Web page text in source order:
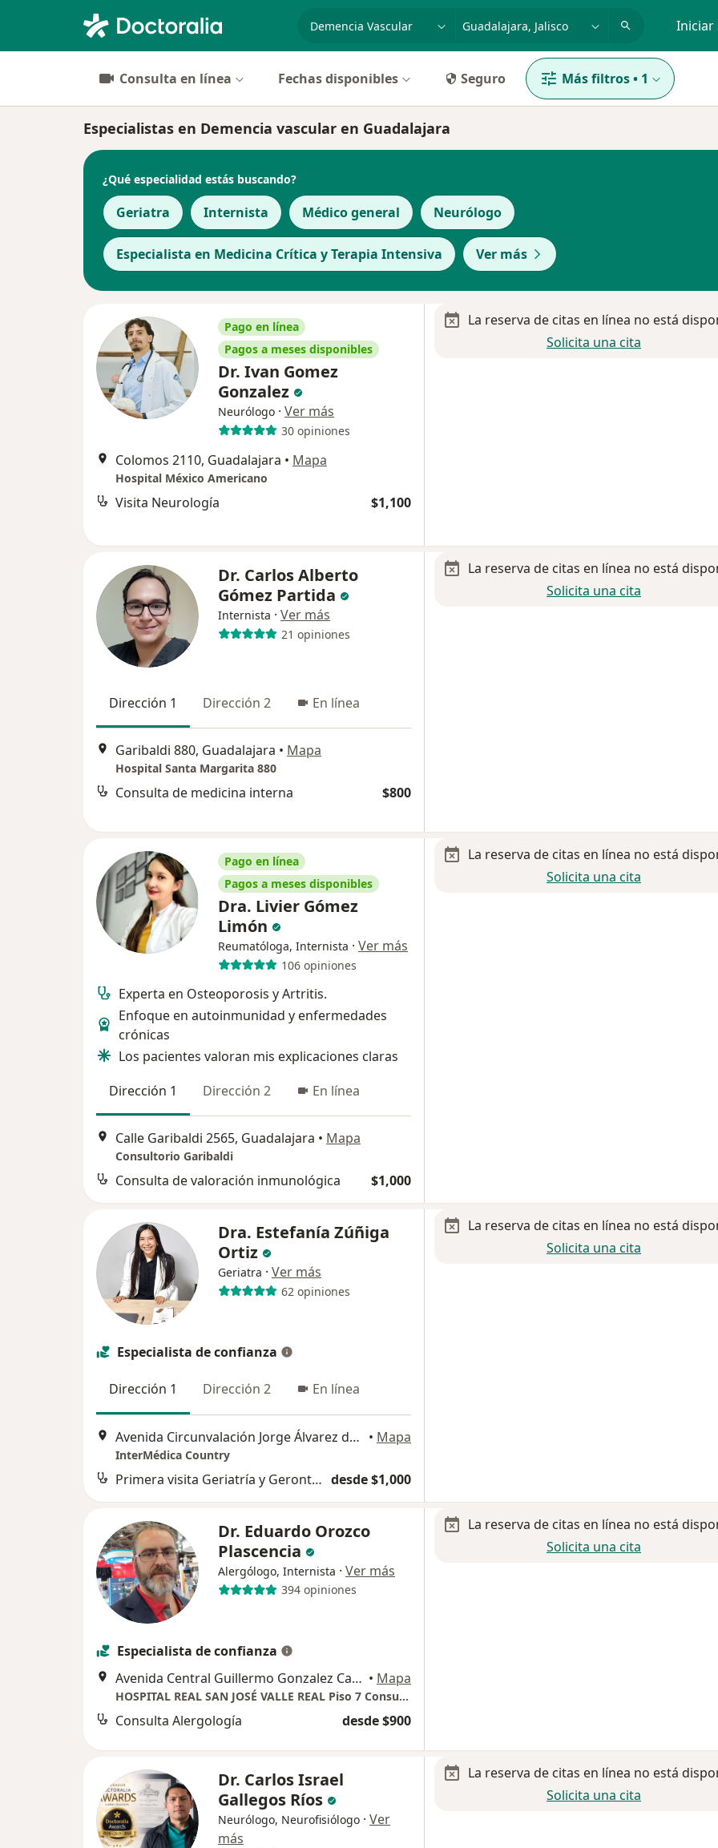
Iniciar
Consulta en línea Fechas disponibles Seguro Más filtros• 1
Especialistas en Demencia vascular en Guadalajara
¿Qué especialidad estás buscando?
Geriatra Internista Médico general Neurólogo
Especialista en Medicina Crítica y Terapia Intensiva Ver más
Pago en línea
Pagos a meses disponibles
Dr. Ivan Gomez
Gonzalez
Neurólogo · Ver más
30 opiniones
Colomos 2110, Guadalajara • Mapa
Hospital México Americano
Visita Neurología $1,100
La reserva de citas en línea no está
Solicita una cita
Dr. Carlos Alberto
Gómez Partida
Internista · Ver más
21 opiniones
Dirección 1 Dirección 2 En línea
Garibaldi 880, Guadalajara • Mapa
Hospital Santa Margarita 880
Consulta de medicina interna $800
La reserva de citas en línea no está
Solicita una cita
Pago en línea
Pagos a meses disponibles
Dra. Livier Gómez
Limón
Reumatóloga, Internista · Ver más
106 opiniones
Experta en Osteoporosis y Artritis.
Enfoque en autoinmunidad y enfermedades
crónicas
Los pacientes valoran mis explicaciones claras
Dirección 1
Dirección 2 En línea
Calle Garibaldi 2565, Guadalajara • Mapa
Consultorio Garibaldi
Consulta de valoración inmunológica $1,000
La reserva de citas en línea no está
Solicita una cita
Dra. Estefanía Zúñiga
Ortiz
Geriatra · Ver más
62 opiniones
Especialista de confianza
Dirección 1 Dirección 2 En línea
Avenida Circunvalación Jorge Álvarez del Castillo 1467, Guadalajara • Mapa
InterMédica Country
Primera visita Geriatría y Gerontología desde $1,000
La reserva de citas en línea no está
Solicita una cita
Dr. Eduardo Orozco
Plascencia
Alergólogo, Internista · Ver más
394 opiniones
Especialista de confianza
Avenida Central Guillermo Gonzalez Camarena 911, Zapopan • Mapa
HOSPITAL REAL SAN JOSÉ VALLE REAL Piso 7 Consultorio 12A
Consulta Alergología desde $900
La reserva de citas en línea no está
Solicita una cita
Dr. Carlos Israel
Gallegos Ríos
Neurólogo, Neurofisiólogo · Ver
más
La reserva de citas en línea no está
Solicita una cita